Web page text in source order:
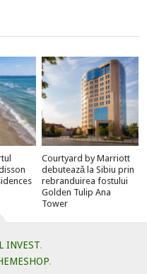
Courtyard by Marriott
debutează la Sibiu prin
rebranduirea fostului
Golden Tulip Ana
Tower
INVEST.
.